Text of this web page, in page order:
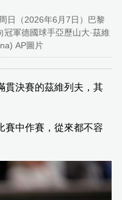
日（2026年6月7日）巴黎
軍德國球手亞歷山大·茲維
AP圖片
貫決賽的茲維列夫，其
賽中作賽，從來都不容